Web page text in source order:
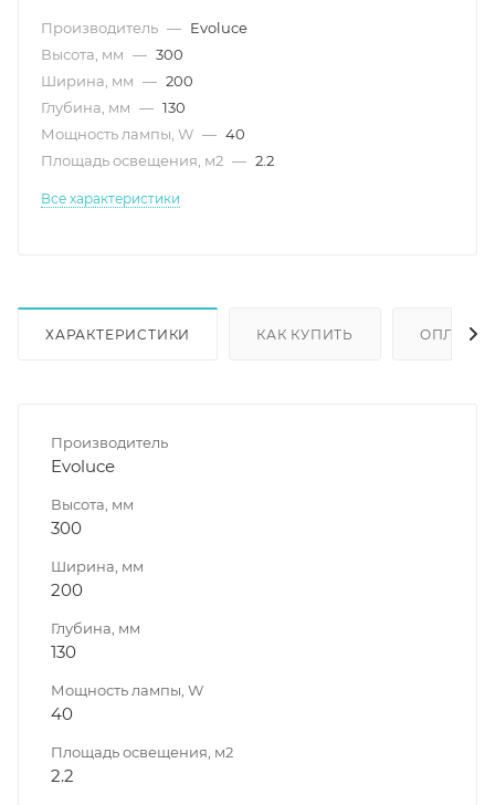
Производитель — Evoluce
Высота, мм — 300
Ширина, мм — 200
Глубина, мм — 130
Мощность лампы, W — 40
Площадь освещения, м2 — 2.2
Все характеристики
ХАРАКТЕРИСТИКИ КАК КУПИТЬ ОПЛАТА
Производитель
Evoluce
Высота, мм
300
Ширина, мм
200
Глубина, мм
130
Мощность лампы, W
40
Площадь освещения, м2
2.2